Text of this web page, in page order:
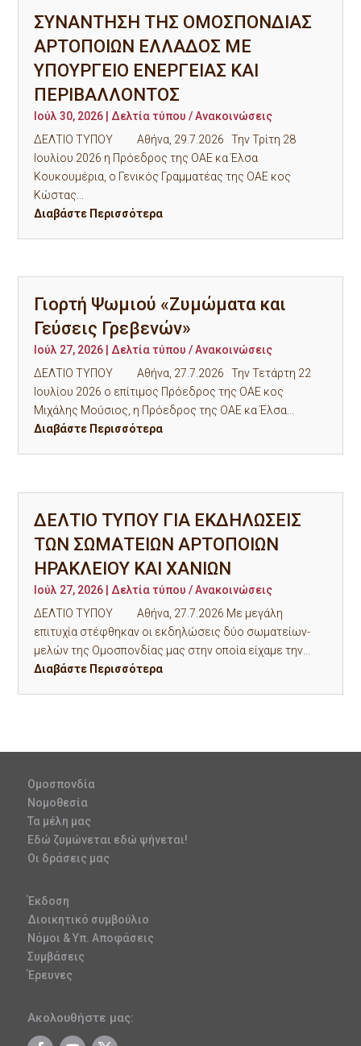
ΣΥΝΑΝΤΗΣΗ ΤΗΣ ΟΜΟΣΠΟΝΔΙΑΣ
ΑΡΤΟΠΟΙΩΝ ΕΛΛΑΔΟΣ ΜΕ
ΥΠΟΥΡΓΕΙΟ ΕΝΕΡΓΕΙΑΣ ΚΑΙ
ΠΕΡΙΒΑΛΛΟΝΤΟΣ
Ιούλ 30, 2026
Δελτία τύπου / Ανακοινώσεις
ΔΕΛΤΙΟ ΤΥΠΟΥ Αθήνα, 29.7.2026 Την Τρίτη 28
Ιουλίου 2026 η Πρόεδρος της ΟΑΕ κα Έλσα
Κουκουμέρια, ο Γενικός Γραμματέας της ΟΑΕ κος
Κώστας...
Διαβάστε Περισσότερα
Γιορτή Ψωμιού «Ζυμώματα και
Γεύσεις Γρεβενών»
Ιούλ 27, 2026 |Δελτία τύπου / Ανακοινώσεις
ΔΕΛΤΙΟ ΤΥΠΟΥ Αθήνα, 27.7.2026 Την Τετάρτη 22
Ιουλίου 2026 ο επίτιμος Πρόεδρος της ΟΑΕ κος
Μιχάλης Μούσιος, η Πρόεδρος της ΟΑΕ κα Έλσα...
Διαβάστε Περισσότερα
ΔΕΛΤΙΟ ΤΥΠΟΥ ΓΙΑ ΕΚΔΗΛΩΣΕΙΣ
ΤΩΝ ΣΩΜΑΤΕΙΩΝ ΑΡΤΟΠΟΙΩΝ
ΗΡΑΚΛΕΙΟΥ ΚΑΙ ΧΑΝΙΩΝ
Ιούλ 27, 2026
Δελτία τύπου / Ανακοινώσεις
ΔΕΛΤΙΟ ΤΥΠΟΥ Αθήνα, 27.7.2026 Με μεγάλη
επιτυχία στέφθηκαν οι εκδηλώσεις δύο σωματείων-
μελών της Ομοσπονδίας μας στην οποία είχαμε την...
Διαβάστε Περισσότερα
Ομοσπονδία
Νομοθεσία
Τα μέλη μας
Εδώ ζυμώνεται εδώ ψήνεται!
Οι δράσεις μας
Έκδοση
Διοικητικό συμβούλιο
Νόμοι & Υπ. Αποφάσεις
Συμβάσεις
Έρευνες
Ακολουθήστε μας: